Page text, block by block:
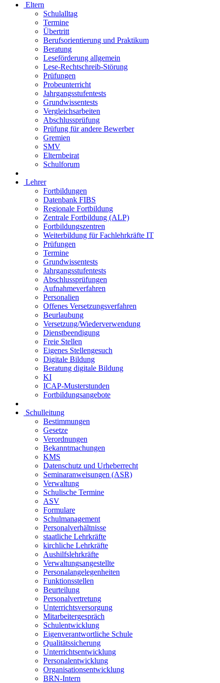
Eltern
Schulalltag
Termine
Übertritt
Berufsorientierung und Praktikum
Beratung
Leseförderung allgemein
Lese-Rechtschreib-Störung
Prüfungen
Probeunterricht
Jahrgangsstufentests
Grundwissentests
Vergleichsarbeiten
Abschlussprüfung
Prüfung für andere Bewerber
Gremien
SMV
Elternbeirat
Schulforum
Lehrer
Fortbildungen
Datenbank FIBS
Regionale Fortbildung
Zentrale Fortbildung (ALP)
Fortbildungszentren
Weiterbildung für Fachlehrkräfte IT
Prüfungen
Termine
Grundwissentests
Jahrgangsstufentests
Abschlussprüfungen
Aufnahmeverfahren
Personalien
Offenes Versetzungsverfahren
Beurlaubung
Versetzung/Wiederverwendung
Dienstbeendigung
Freie Stellen
Eigenes Stellengesuch
Digitale Bildung
Beratung digitale Bildung
KI
ICAP-Musterstunden
Fortbildungsangebote
Schulleitung
Bestimmungen
Gesetze
Verordnungen
Bekanntmachungen
KMS
Datenschutz und Urheberrecht
Seminaranweisungen (ASR)
Verwaltung
Schulische Termine
ASV
Formulare
Schulmanagement
Personalverhältnisse
staatliche Lehrkräfte
kirchliche Lehrkräfte
Aushilfslehrkräfte
Verwaltungsangestellte
Personalangelegenheiten
Funktionsstellen
Beurteilung
Personalvertretung
Unterrichtsversorgung
Mitarbeitergespräch
Schulentwicklung
Eigenverantwortliche Schule
Qualitätssicherung
Unterrichtsentwicklung
Personalentwicklung
Organisationsentwicklung
BRN-Intern